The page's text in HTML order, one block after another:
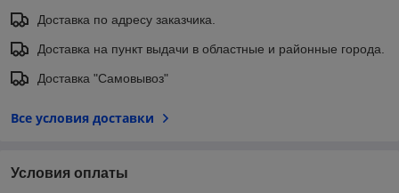
Доставка по адресу заказчика.
Доставка на пункт выдачи в областные и районные города.
Доставка "Самовывоз"
Все условия доставки
Условия оплаты